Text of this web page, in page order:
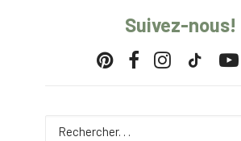
Suivez-nous!